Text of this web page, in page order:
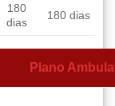
180
dias
180 dias
Plano